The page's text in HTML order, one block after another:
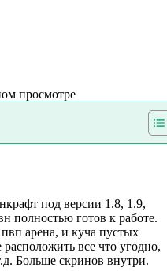
просмотре
под версии 1.8, 1.9,
полностью готов к работе.
арена, и куча пустых
все что угодно,
Больше скринов внутри.